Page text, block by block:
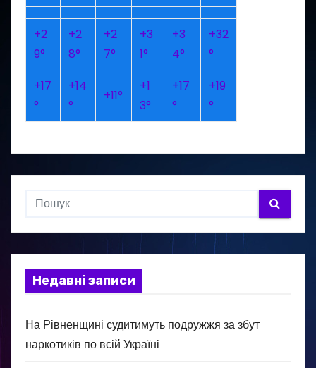
+2
9°
+2
8°
+2
7°
+3
1°
+3
4°
+32
°
+17
°
+14
°
+11°
+1
3°
+17
°
+19
°
Недавні записи
На Рівненщині судитимуть подружжя за збут
наркотиків по всій Україні